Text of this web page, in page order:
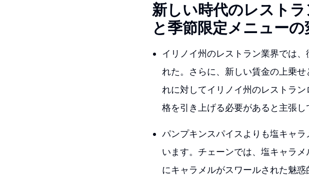
新しい時代のレスト
と季節限定メニューの
イリノイ州のレストラン業界では
れた。さらに、新しい賃金の上乗
れに対してイリノイ州のレストラ
格を引き上げる必要があると主張し
パンプキンスパイスよりも塩キャ
います。チェーンでは、塩キャラ
にキャラメルがスワールされた魅惑